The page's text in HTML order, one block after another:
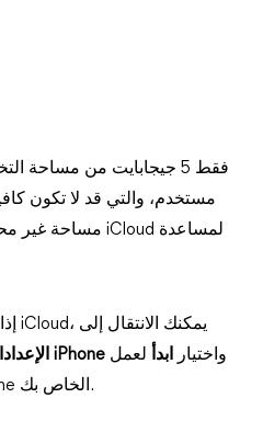
مستخدم، والتي قد لا تكون
إذا كنت تستخدم تخزينًا مؤقتًا في iCloud، يمكنك الانتقال إلى
نقل أو إعادة ضبط iPhone واختيار ابدأ
لعمل
نسخة احتياطية من جهاز iPhone الخاص بك.